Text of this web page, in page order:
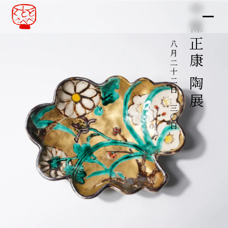
中條正康 陶展
八月二十二日～三〇日